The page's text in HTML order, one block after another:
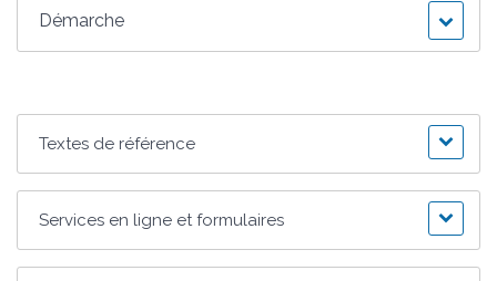
Démarche
Textes de référence
Services en ligne et formulaires